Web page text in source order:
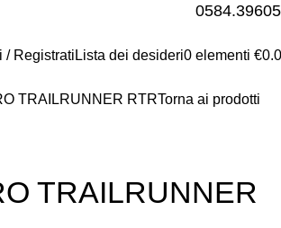
/ Registrati Lista dei desideri0 elementi €
TRAILRUNNER RTRTorna ai prodotti
TRAILRUNNER